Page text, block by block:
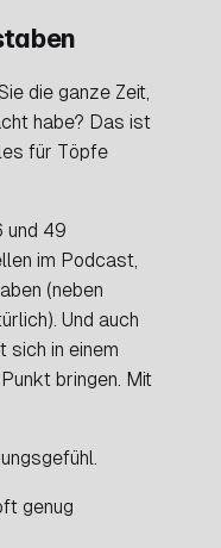
die ganze Zeit,
habe? Das ist
für Töpfe
und 49
im Podcast,
(neben
Und auch
sich in einem
bringen. Mit
genug